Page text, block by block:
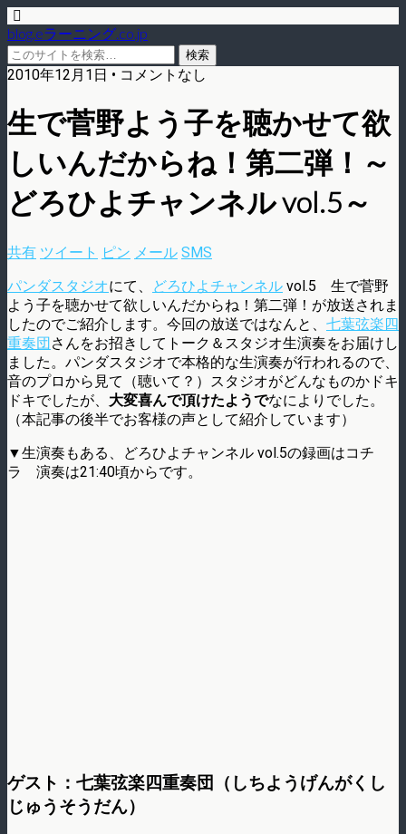
blog.eラーニング.co.jp
2010年12月1日 • コメントなし
生で菅野よう子を聴かせて欲
しいんだからね！第二弾！～
どろひよチャンネル vol.5～
共有 ツイート ピン メール SMS
パンダスタジオにて、 どろひよチャンネル vol.5 生で菅野
よう子を聴かせて欲しいんだからね！第二弾！が放送されま
したのでご紹介します。今回の放送ではなんと、 七葉弦楽四
重奏団さんをお招きしてトーク＆スタジオ生演奏をお届けし
ました。パンダスタジオで本格的な生演奏が行われるので、
音のプロから見て（聴いて？）スタジオがどんなものかドキ
ドキでしたが、 大変喜んで頂けたようでなによりでした。
（本記事の後半でお客様の声として紹介しています）
▼生演奏もある、どろひよチャンネル vol.5の録画はコチ
ラ 演奏は21:40頃からです。
ゲスト：七葉弦楽四重奏団（しちようげんがくし
じゅうそうだん）